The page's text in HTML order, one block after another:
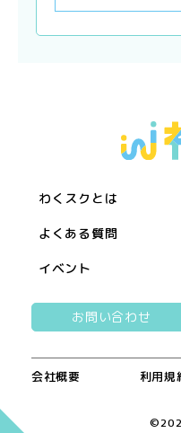
わくスクとは
よくある質問
イベント
お問い合わせ
会社概要 利用規